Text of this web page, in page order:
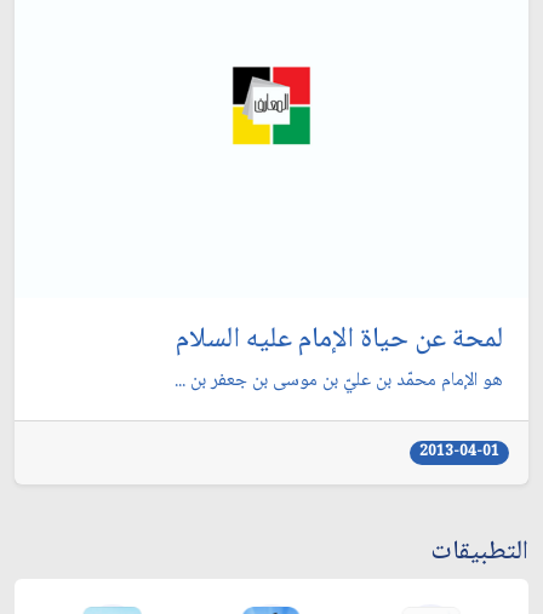
لمحة عن حياة الإمام عليه السلام
هو الإمام محمّد بن عليّ بن موسى بن جعفر بن ...
2013-04-01
التطبيقات